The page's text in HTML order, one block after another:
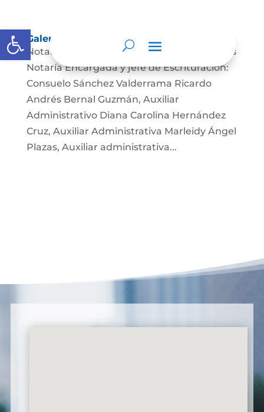
Abrir barra de herramientas
Galería
Notario: Dr. Jaime Alexander Guzmán Rojas
Notaría Encargada y jefe de Escrituración:
Consuelo Sánchez Valderrama Ricardo
Andrés Bernal Guzmán, Auxiliar
Administrativo Diana Carolina Hernández
Cruz, Auxiliar Administrativa Marleidy Ángel
Plazas, Auxiliar administrativa...